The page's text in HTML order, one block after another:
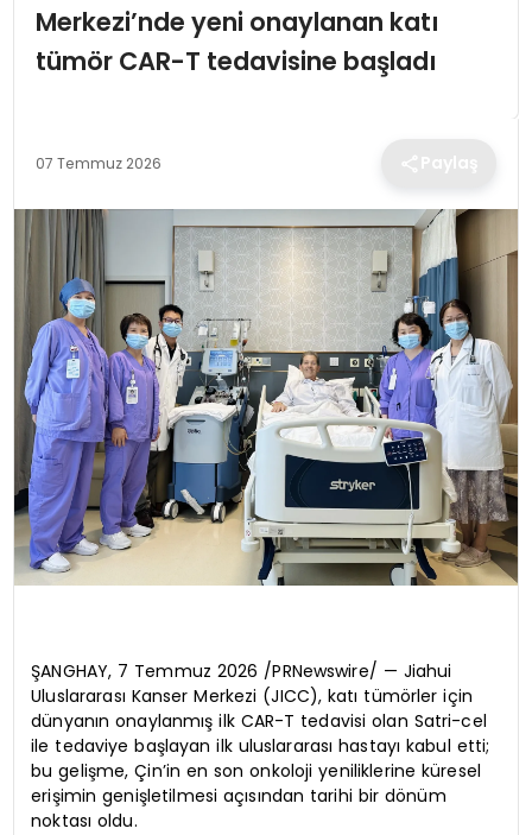
TEKNOLOJI
SPOR
YAŞAM
Merkezi’nde yeni onaylanan katı
tümör CAR-T tedavisine başladı
07 Temmuz 2026
ŞANGHAY, 7 Temmuz 2026 /PRNewswire/ — Jiahui
Uluslararası Kanser Merkezi (JICC), katı tümörler için
dünyanın onaylanmış ilk CAR-T tedavisi olan Satri-cel
ile tedaviye başlayan ilk uluslararası hastayı kabul etti;
bu gelişme, Çin’in en son onkoloji yeniliklerine küresel
erişimin genişletilmesi açısından tarihi bir dönüm
noktası oldu.